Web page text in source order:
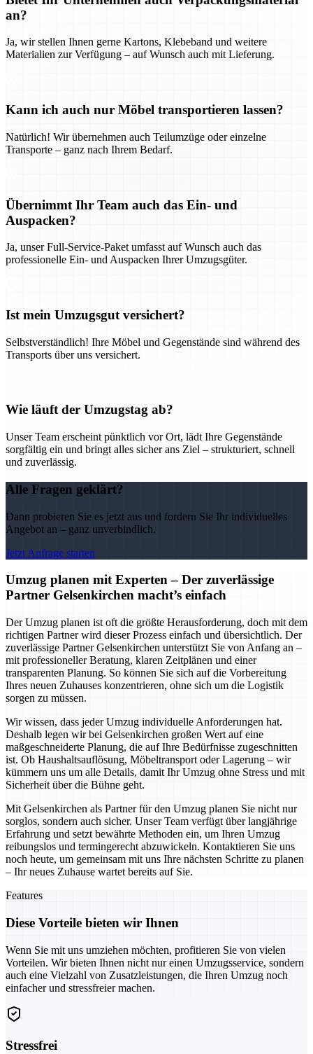
an?
Ja, wir stellen Ihnen gerne Kartons, Klebeband und weitere
Materialien zur Verfügung – auf Wunsch auch mit Lieferung.
Kann ich auch nur Möbel transportieren lassen?
Natürlich! Wir übernehmen auch Teilumzüge oder einzelne
Transporte – ganz nach Ihrem Bedarf.
Übernimmt Ihr Team auch das Ein- und
Auspacken?
Ja, unser Full-Service-Paket umfasst auf Wunsch auch das
professionelle Ein- und Auspacken Ihrer Umzugsgüter.
Ist mein Umzugsgut versichert?
Selbstverständlich! Ihre Möbel und Gegenstände sind während des
Transports über uns versichert.
Wie läuft der Umzugstag ab?
Unser Team erscheint pünktlich vor Ort, lädt Ihre Gegenstände
sorgfältig ein und bringt alles sicher ans Ziel – strukturiert, schnell
und zuverlässig.
Alle Fragen geklärt?
Dann probieren Sie es jetzt aus und fordern Sie Ihr individuelles
Angebot an – ganz unverbindlich.
Jetzt Anfrage starten
Umzug planen mit Experten – Der zuverlässige
Partner Gelsenkirchen macht’s einfach
Der Umzug planen ist oft die größte Herausforderung, doch mit dem
richtigen Partner wird dieser Prozess einfach und übersichtlich. Der
zuverlässige Partner Gelsenkirchen unterstützt Sie von Anfang an –
mit professioneller Beratung, klaren Zeitplänen und einer
transparenten Planung. So können Sie sich auf die Vorbereitung
Ihres neuen Zuhauses konzentrieren, ohne sich um die Logistik
sorgen zu müssen.
Wir wissen, dass jeder Umzug individuelle Anforderungen hat.
Deshalb legen wir bei Gelsenkirchen großen Wert auf eine
maßgeschneiderte Planung, die auf Ihre Bedürfnisse zugeschnitten
ist. Ob Haushaltsauflösung, Möbeltransport oder Lagerung – wir
kümmern uns um alle Details, damit Ihr Umzug ohne Stress und mit
Sicherheit über die Bühne geht.
Mit Gelsenkirchen als Partner für den Umzug planen Sie nicht nur
sorglos, sondern auch sicher. Unser Team verfügt über langjährige
Erfahrung und setzt bewährte Methoden ein, um Ihren Umzug
reibungslos und termingerecht abzuwickeln. Kontaktieren Sie uns
noch heute, um gemeinsam mit uns Ihre nächsten Schritte zu planen
– Ihr neues Zuhause wartet bereits auf Sie.
Features
Diese Vorteile bieten wir Ihnen
Wenn Sie mit uns umziehen möchten, profitieren Sie von vielen
Vorteilen. Wir bieten Ihnen nicht nur einen Umzugsservice, sondern
auch eine Vielzahl von Zusatzleistungen, die Ihren Umzug noch
einfacher und stressfreier machen.
Stressfrei